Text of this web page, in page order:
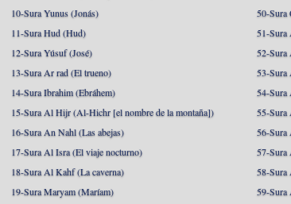
10-Sura Yunus (Jonás)
11-Sura Hud (Hud)
12-Sura Yúsuf (José)
13-Sura Ar rad (El trueno)
14-Sura Ibrahim (Ebráhem)
15-Sura Al Hijr (Al-Hichr [el nombre de la montaña])
16-Sura An Nahl (Las abejas)
17-Sura Al Isra (El viaje nocturno)
18-Sura Al Kahf (La caverna)
19-Sura Maryam (Maríam)
50-Sura
51-Sura
52-Sura
53-Sura
54-Sura
55-Sura
56-Sura
57-Sura
58-Sura
59-Sura